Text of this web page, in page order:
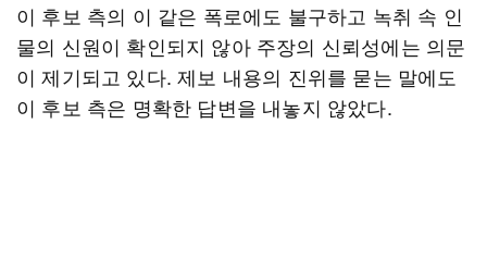
이 후보 측의 이 같은 폭로에도 불구하고 녹취 속 인
물의 신원이 확인되지 않아 주장의 신뢰성에는 의문
이 제기되고 있다. 제보 내용의 진위를 묻는 말에도
이 후보 측은 명확한 답변을 내놓지 않았다.